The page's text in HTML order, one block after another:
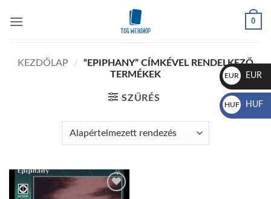
0
KEZDŐLAP /
“EPIPHANY” CÍMKÉVEL RENDELKEZŐ
TERMÉKEK
SZŰRÉS
EUR
€
EUR
HUF
Ft
HUF